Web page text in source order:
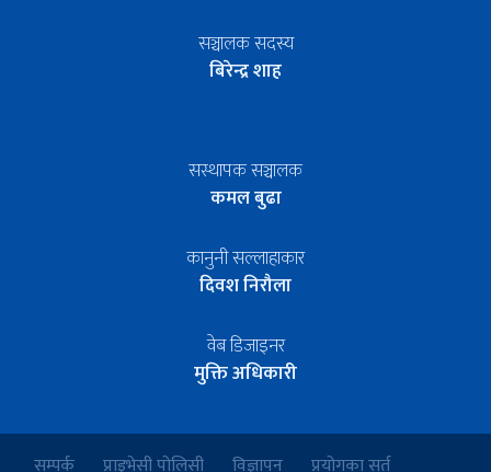
सञ्चालक सदस्य
बिरेन्द्र शाह
सस्थापक सञ्चालक
कमल बुढा
कानुनी सल्लाहाकार
दिवश निरौला
वेब डिजाइनर
मुक्ति अधिकारी
सम्पर्क प्राइभेसी पोलिसी विज्ञापन प्रयोगका सर्त